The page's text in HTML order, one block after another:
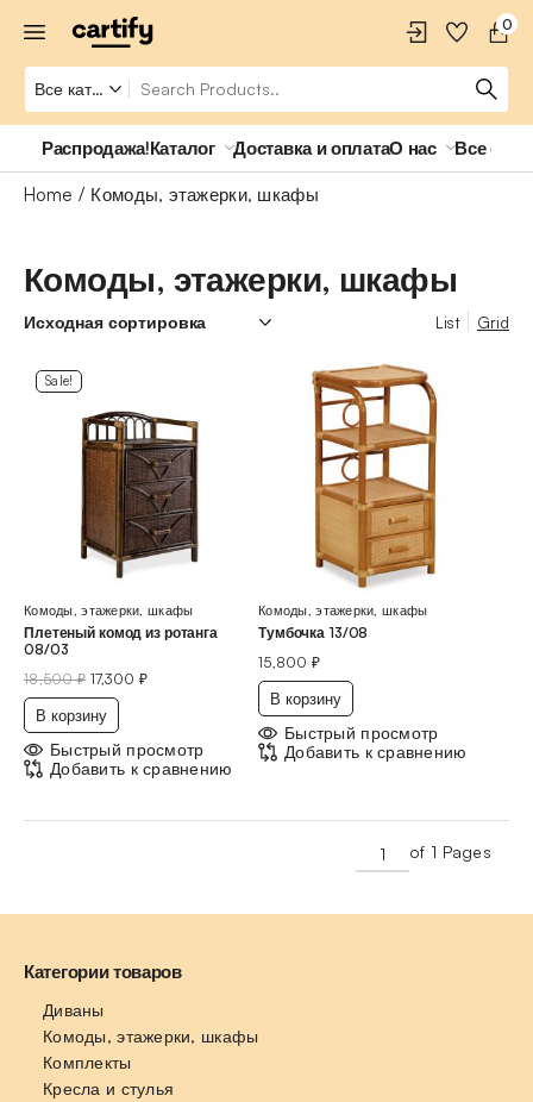
0
Распродажа!Каталог Доставка и оплатаО нас Все о
Home Комоды, этажерки, шкафы
Комоды, этажерки, шкафы
List Grid
Sale!
Комоды, этажерки, шкафы
Плетеный комод из ротанга
08/03
18,500₽ 17,300 ₽
В корзину
Быстрый просмотр
Добавить к сравнению
Комоды, этажерки, шкафы
Тумбочка 13/08
15,800 ₽
В корзину
Быстрый просмотр
Добавить к сравнению
of 1 Pages
Категории товаров
Диваны
Комоды, этажерки, шкафы
Комплекты
Кресла и стулья